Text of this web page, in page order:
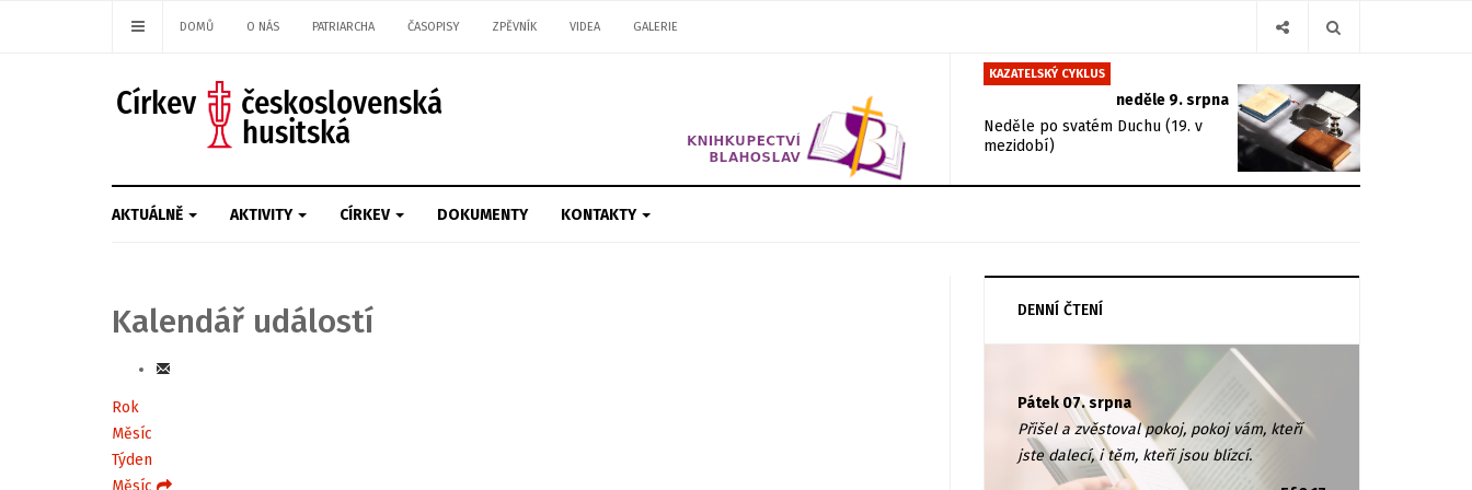
DOMŮ O NÁS PATRIARCHA ČASOPISY ZPĚVNÍK VIDEA GALERIE
KAZATELSKÝ CYKLUS
neděle 9. srpna
Neděle po svatém Duchu (19. v
mezidobí)
AKTUÁLNĚ AKTIVITY CÍRKEV DOKUMENTY KONTAKTY
Kalendář událostí
Rok
Měsíc
Týden
Měsíc
DENNÍ ČTENÍ
Pátek 07. srpna
Přišel a zvěstoval pokoj, pokoj vám, kteří
jste dalecí, i těm, kteří jsou blízcí.